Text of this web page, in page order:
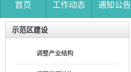
首页 工作动态 通知公告
示范区建设
调整产业结构